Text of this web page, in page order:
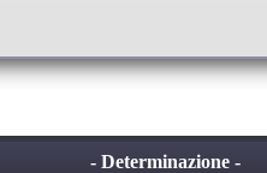
- Determinazione -